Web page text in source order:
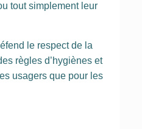
tout simplement leur
le respect de la
règles d’hygiènes et
usagers que pour les